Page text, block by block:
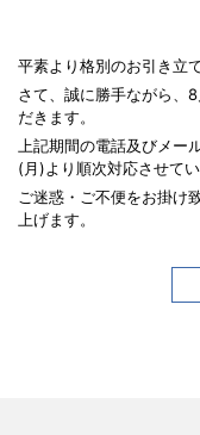
平素より格別のお引き立
さて、誠に勝手ながら、
だきます。
上記期間の電話及びメー
(月)より順次対応させてい
ご迷惑・ご不便をお掛け
上げます。